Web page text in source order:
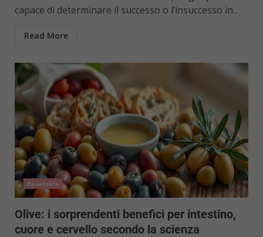
capace di determinare il successo o l’insuccesso in...
Read More
Benessere
Olive: i sorprendenti benefici per intestino,
cuore e cervello secondo la scienza